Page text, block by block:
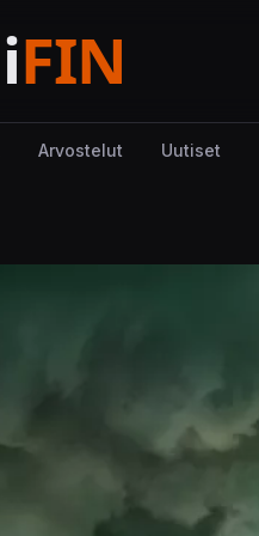
Arvostelut Uutiset